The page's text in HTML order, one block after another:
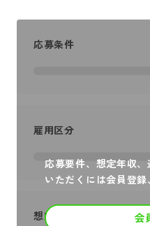
応募要件、想定年収
いただくには会員登録
会
応募条件
雇用区分
想定年収